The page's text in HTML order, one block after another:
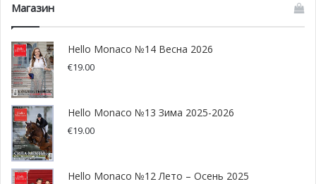
Магазин
Hello Monaco №14 Весна 2026
€19.00
Hello Monaco №13 Зима 2025-2026
€19.00
Hello Monaco №12 Лето – Осень 2025